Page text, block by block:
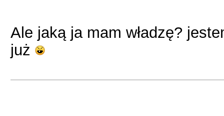
Ale jaką ja mam władzę?
już